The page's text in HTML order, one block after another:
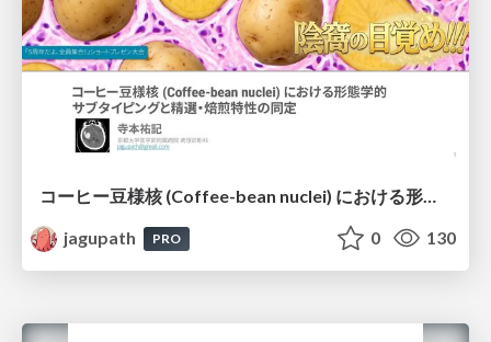
コーヒー豆様核 (Coffee-bean nuclei) における形態学的サブタイピングと精選・焙煎特性の同定
jagupath
PRO 0 130